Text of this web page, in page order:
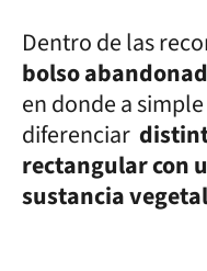
Dentro de las
bolso
en donde a
diferenciar
rectangular con
sustancia